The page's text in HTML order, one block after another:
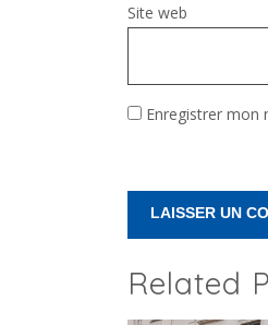
Site web
Enregistrer mon
Related